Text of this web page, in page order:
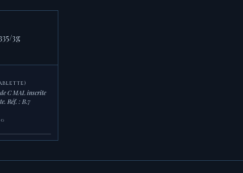
C MAL inscrite
Réf. : B.7
g